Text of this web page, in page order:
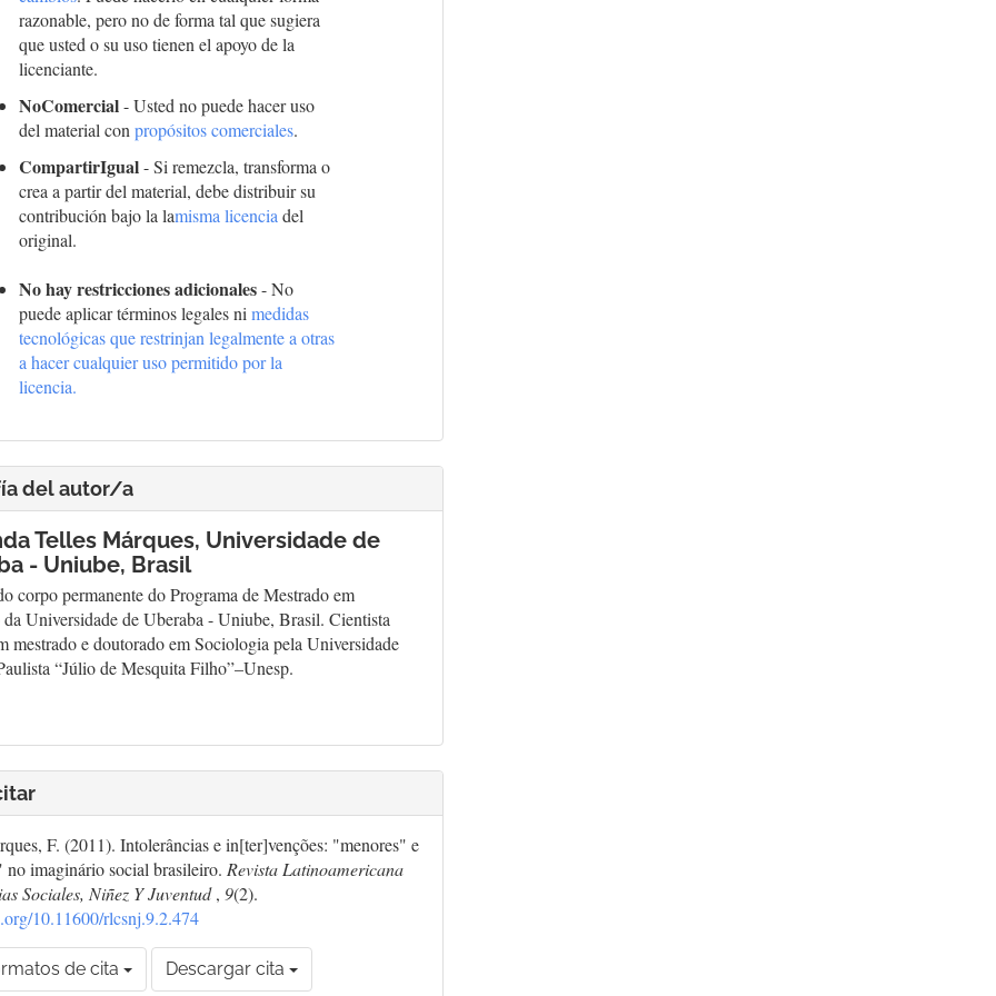
razonable, pero no de forma tal que sugiera
que usted o su uso tienen el apoyo de la
licenciante.
NoComercial- Usted no puede hacer uso
del material conpropósitos comerciales.
CompartirIgual- Si remezcla, transforma o
crea a partir del material, debe distribuir su
contribución bajo la lamisma licencia del
original.
No hay restricciones adicionales- No
puede aplicar términos legales nimedidas
tecnológicas que restrinjan legalmente a otras
a hacer cualquier uso permitido por la
licencia.
del autor/a
Telles Márques, Universidade de
- Uniube, Brasil
corpo permanente do Programa de Mestrado em
da Universidade de Uberaba - Uniube, Brasil. Cientista
mestrado e doutorado em Sociologia pela Universidade
“Júlio de Mesquita Filho”–Unesp.
F. (2011). Intolerâncias e in[ter]venções: "menores" e
no imaginário social brasileiro. Revista Latinoamericana
Sociales, Niñez Y Juventud, 9(2).
10.11600/rlcsnj.9.2.474
de cita Descargar cita